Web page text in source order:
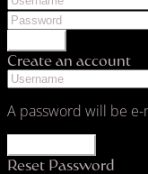
Create an account
A password will be
Reset Password